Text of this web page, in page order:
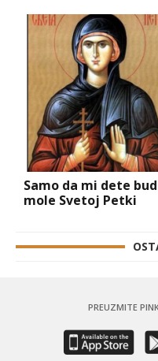
Samo da mi dete
mole Svetoj Petki
PREUZMITE